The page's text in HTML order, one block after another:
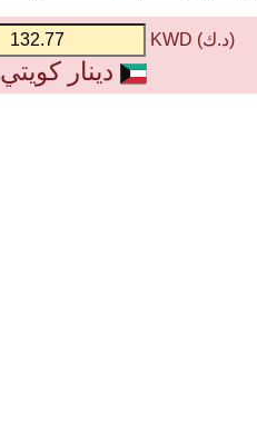
(د.ك) KWD
دينار كويتي